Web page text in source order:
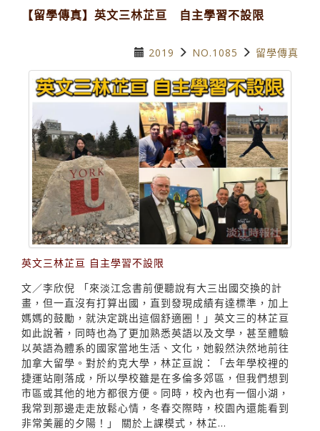
【留學傳真】英文三林芷亘 自主學習不設限
2019 NO.1085 留學傳真
英文三林芷亘 自主學習不設限
文／李欣倪 「來淡江念書前便聽說有大三出國交換的計
畫，但一直沒有打算出國，直到發現成績有達標準，加上
媽媽的鼓勵，就決定跳出這個舒適圈！」英文三的林芷亘
如此說著，同時也為了更加熟悉英語以及文學，甚至體驗
以英語為體系的國家當地生活、文化，她毅然決然地前往
加拿大留學。對於約克大學，林芷亘說：「去年學校裡的
捷運站剛落成，所以學校雖是在多倫多郊區，但我們想到
市區或其他的地方都很方便。同時，校內也有一個小湖，
我常到那邊走走放鬆心情，冬春交際時，校園內還能看到
非常美麗的夕陽！」 關於上課模式，林芷...